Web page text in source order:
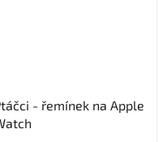
- řemínek na Apple